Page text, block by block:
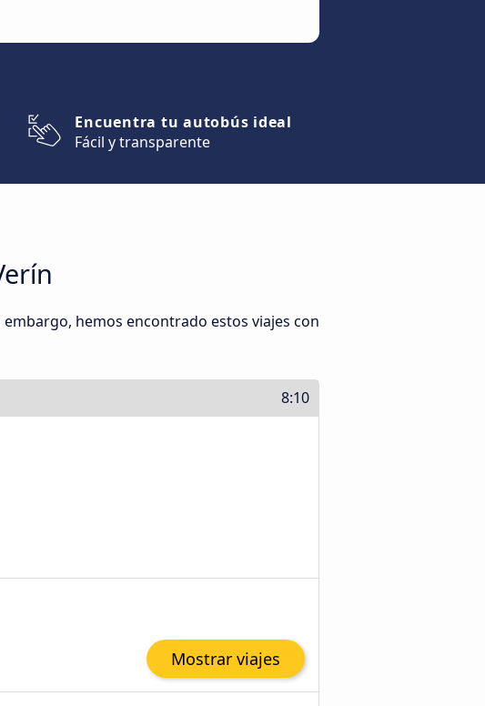
Encuentra tu autobús ideal
Fácil y transparente
hemos encontrado estos viajes con
8:10
Mostrar viajes